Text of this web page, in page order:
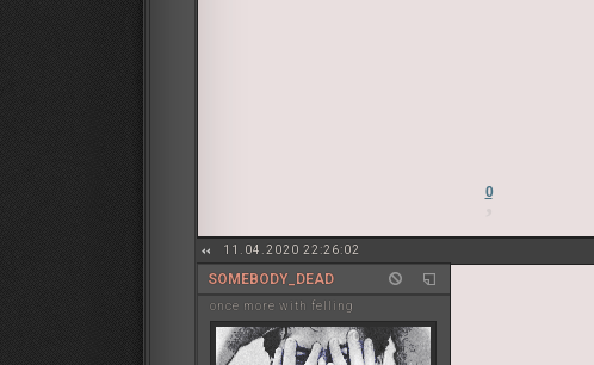
0
11.04.2020 22:26:02
SOMEBODY_DEAD
once more with felling